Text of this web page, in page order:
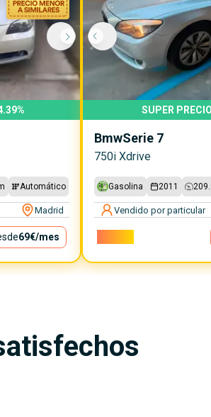
%
Automático
Madrid
69€/mes
SUPER PRECIO
BmwSerie 7
750i Xdrive
Gasolina 2011
Vendido por particular